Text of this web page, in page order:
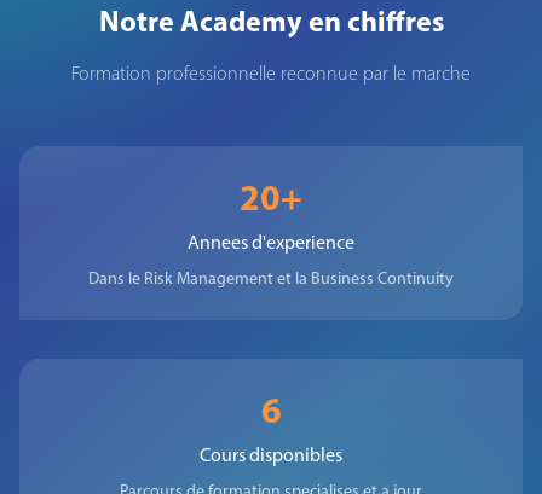
Notre Academy en chiffres
Formation professionnelle reconnue par le marche
20+
Annees d'experience
Dans le Risk Management et la Business Continuity
6
Cours disponibles